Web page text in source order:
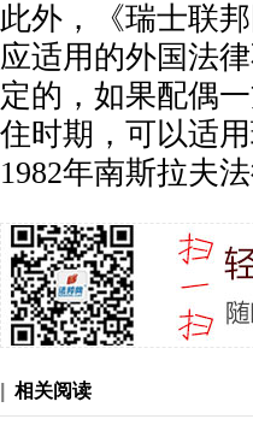
此外，《瑞士联
应适用的外国法
定的，如果配偶
住时期，可以适
1982年南斯拉夫
相关阅读